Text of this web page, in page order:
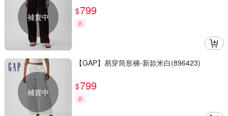
補貨中
$799
券
補貨中
【GAP】易穿筒形褲-新款米白(896423)
$799
券